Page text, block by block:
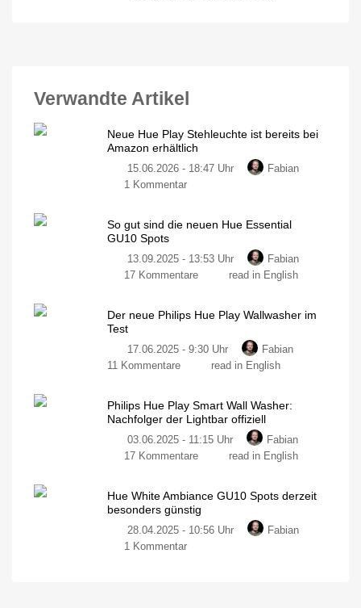
Verwandte Artikel
Neue Hue Play Stehleuchte ist bereits bei
Amazon erhältlich
15.06.2026 - 18:47 Uhr
Fabian
1 Kommentarzu
Play
ist
bereits
erhältlich
Euro
Donnerstag
So gut sind die neuen Hue Essential
GU10 Spots
13.09.2025 - 13:53 Uhr
Fabian
17 Kommentarezu
sind
neuen
Hue
Spots
Direkter
mit
teuren
read in English
Der neue Philips Hue Play Wallwasher im
Test
17.06.2025 - 9:30 Uhr
Fabian
11 Kommentarezu
Philips
Hue
Play
Wallwasher
Smarte
Neuerscheinung
ausprobiert
read in English
Philips Hue Play Smart Wall Washer:
Nachfolger der Lightbar offiziell
03.06.2025 - 11:15 Uhr
Fabian
17 Kommentarezu
Play
Smart
Wall
read in English
Hue White Ambiance GU10 Spots derzeit
besonders günstig
28.04.2025 - 10:56 Uhr
Fabian
1 Kommentarzu